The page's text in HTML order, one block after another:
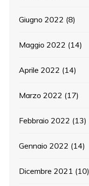
Giugno 2022 (8)
Maggio 2022 (14)
Aprile 2022 (14)
Marzo 2022 (17)
Febbraio 2022 (13)
Gennaio 2022 (14)
Dicembre 2021 (10)